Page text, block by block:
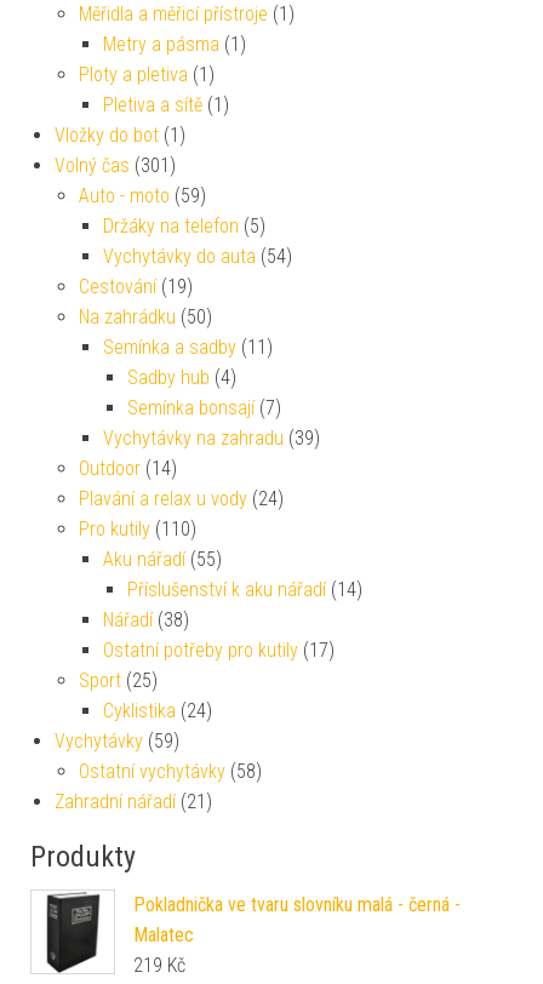
Měřidla a měřicí přístroje (1)
Metry a pásma (1)
Ploty a pletiva (1)
Pletiva a sítě (1)
Vložky do bot (1)
Volný čas (301)
Auto - moto (59)
Držáky na telefon (5)
Vychytávky do auta (54)
Cestování (19)
Na zahrádku (50)
Semínka a sadby (11)
Sadby hub (4)
Semínka bonsají (7)
Vychytávky na zahradu (39)
Outdoor (14)
Plavání a relax u vody (24)
Pro kutily (110)
Aku nářadí (55)
Příslušenství k aku nářadí (14)
Nářadí (38)
Ostatní potřeby pro kutily (17)
Sport (25)
Cyklistika (24)
Vychytávky (59)
Ostatní vychytávky (58)
Zahradní nářadí (21)
Produkty
Pokladnička ve tvaru slovníku malá - černá -
Malatec
219 Kč